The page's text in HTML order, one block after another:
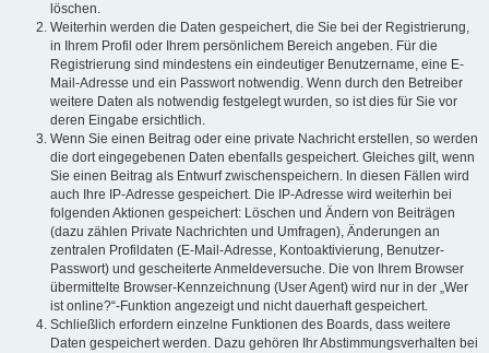
löschen.
Weiterhin werden die Daten gespeichert, die Sie bei der Registrierung,
in Ihrem Profil oder Ihrem persönlichem Bereich angeben. Für die
Registrierung sind mindestens ein eindeutiger Benutzername, eine E-
Mail-Adresse und ein Passwort notwendig. Wenn durch den Betreiber
weitere Daten als notwendig festgelegt wurden, so ist dies für Sie vor
deren Eingabe ersichtlich.
Wenn Sie einen Beitrag oder eine private Nachricht erstellen, so werden
die dort eingegebenen Daten ebenfalls gespeichert. Gleiches gilt, wenn
Sie einen Beitrag als Entwurf zwischenspeichern. In diesen Fällen wird
auch Ihre IP-Adresse gespeichert. Die IP-Adresse wird weiterhin bei
folgenden Aktionen gespeichert: Löschen und Ändern von Beiträgen
(dazu zählen Private Nachrichten und Umfragen), Änderungen an
zentralen Profildaten (E-Mail-Adresse, Kontoaktivierung, Benutzer-
Passwort) und gescheiterte Anmeldeversuche. Die von Ihrem Browser
übermittelte Browser-Kennzeichnung (User Agent) wird nur in der „Wer
ist online?“-Funktion angezeigt und nicht dauerhaft gespeichert.
Schließlich erfordern einzelne Funktionen des Boards, dass weitere
Daten gespeichert werden. Dazu gehören Ihr Abstimmungsverhalten bei